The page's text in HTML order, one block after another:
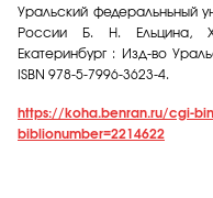
Уральский федеральньный
России Б. Н. Ельцина,
Екатеринбург : Изд-во
ISBN 978-5-7996-3623-4.
https://koha.benran.ru/cgi-
biblionumber=2214622